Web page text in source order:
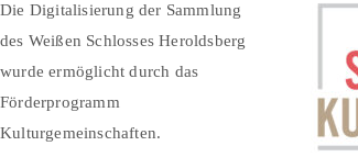
Die Digitalisierung der Sammlung
des Weißen Schlosses Heroldsberg
wurde ermöglicht durch das
Förderprogramm
Kulturgemeinschaften.